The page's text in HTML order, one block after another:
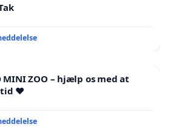
MINI ZOO – hjælp os med at
❤️